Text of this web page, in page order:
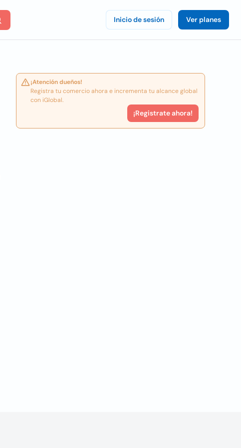
Inicio de sesión Ver planes
¡Atención dueños!
Registra tu comercio ahora e incrementa tu alcance global
con iGlobal.
¡Registrate ahora!